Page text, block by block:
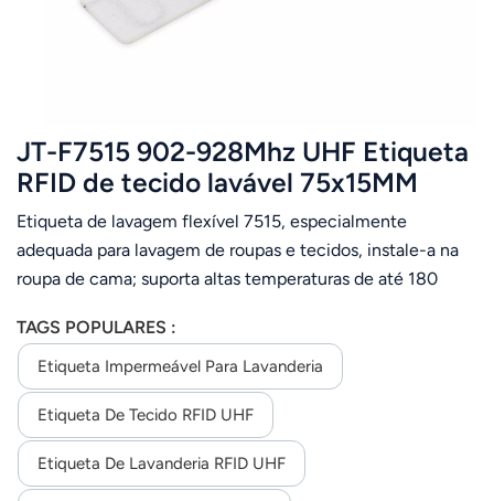
JT-F7515 902-928Mhz UHF Etiqueta
RFID de tecido lavável 75x15MM
Etiqueta de lavagem flexível 7515, especialmente
adequada para lavagem de roupas e tecidos, instale-a na
roupa de cama; suporta altas temperaturas de até 180
mais de 200 vezes.
TAGS POPULARES :
Etiqueta Impermeável Para Lavanderia
Etiqueta De Tecido RFID UHF
Etiqueta De Lavanderia RFID UHF